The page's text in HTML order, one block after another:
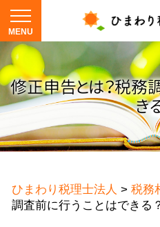
修正申告とは？税務
き
ひまわり税理士法人 > 税務
調査前に行うことはできる